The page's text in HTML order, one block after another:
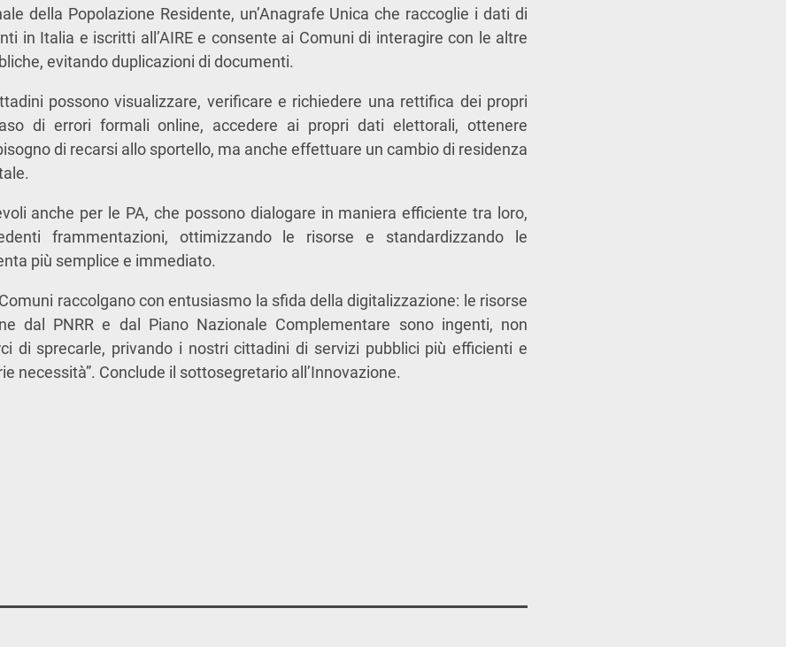
della Popolazione Residente, un’Anagrafe Unica che raccoglie i dati di
in Italia e iscritti all’AIRE e consente ai Comuni di interagire con le altre
evitando duplicazioni di documenti.
possono visualizzare, verificare e richiedere una rettifica dei propri
di errori formali online, accedere ai propri dati elettorali, ottenere
di recarsi allo sportello, ma anche effettuare un cambio di residenza
anche per le PA, che possono dialogare in maniera efficiente tra loro,
frammentazioni, ottimizzando le risorse e standardizzando le
più semplice e immediato.
raccolgano con entusiasmo la sfida della digitalizzazione: le risorse
dal PNRR e dal Piano Nazionale Complementare sono ingenti, non
di sprecarle, privando i nostri cittadini di servizi pubblici più efficienti e
necessità”. Conclude il sottosegretario all’Innovazione.